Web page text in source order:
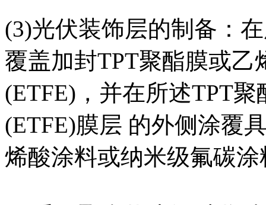
(3)光伏装饰层的制备：
覆盖加封TPT聚酯膜或
(ETFE)，并在所述TPT
(ETFE)膜层 的外侧涂覆
烯酸涂料或纳米级氟碳涂